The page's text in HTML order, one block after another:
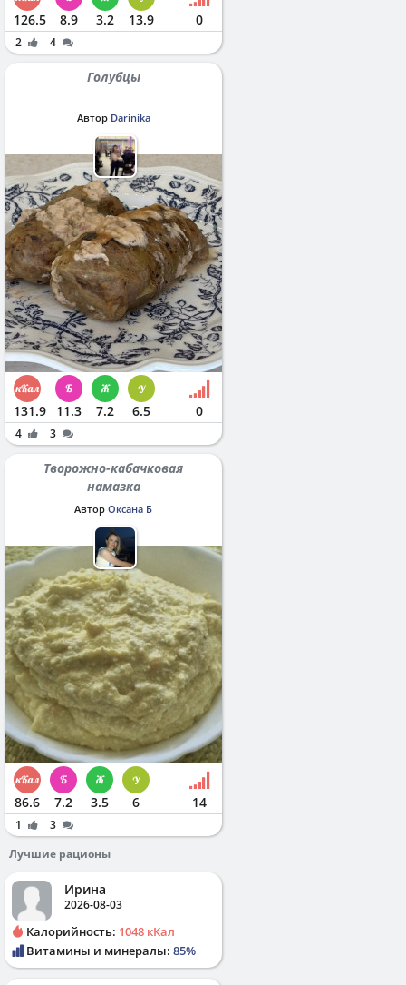
126.5 8.9 3.2 13.9 0
2 4
Голубцы
Автор Darinika
131.9 11.3 7.2 6.5 0
4 3
Творожно-кабачковая
намазка
Автор Оксана Б
86.6 7.2 3.5 6 14
1
3
Лучшие рационы
Ирина
2026-08-03
Калорийность: 1048 кКал
Витамины и минералы: 85%